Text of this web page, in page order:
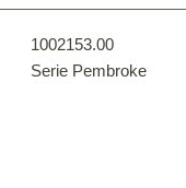
1002153.00
Serie Pembroke